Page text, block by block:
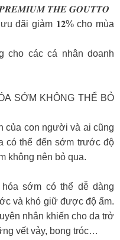
𝑷𝑹𝑬𝑴𝑰𝑼𝑴 𝑻𝑯𝑬 𝑮𝑶𝑼𝑻𝑻𝑶
đãi giảm 𝟏𝟐% cho mùa
cho các cá nhân doanh
SỚM KHÔNG THỂ BỎ
của con người và ai cũng
có thể đến sớm trước độ
không nên bỏ qua.
sớm có thể dễ dàng
và khó giữ được độ ẩm.
nhân khiến cho da trở
vết vảy, bong tróc…